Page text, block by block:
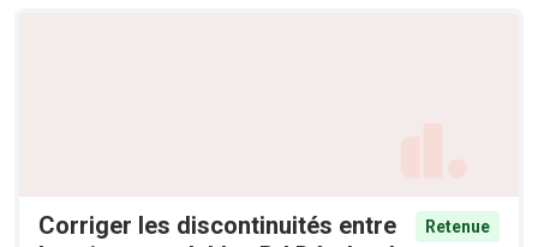
Corriger les discontinuités entre
Retenue